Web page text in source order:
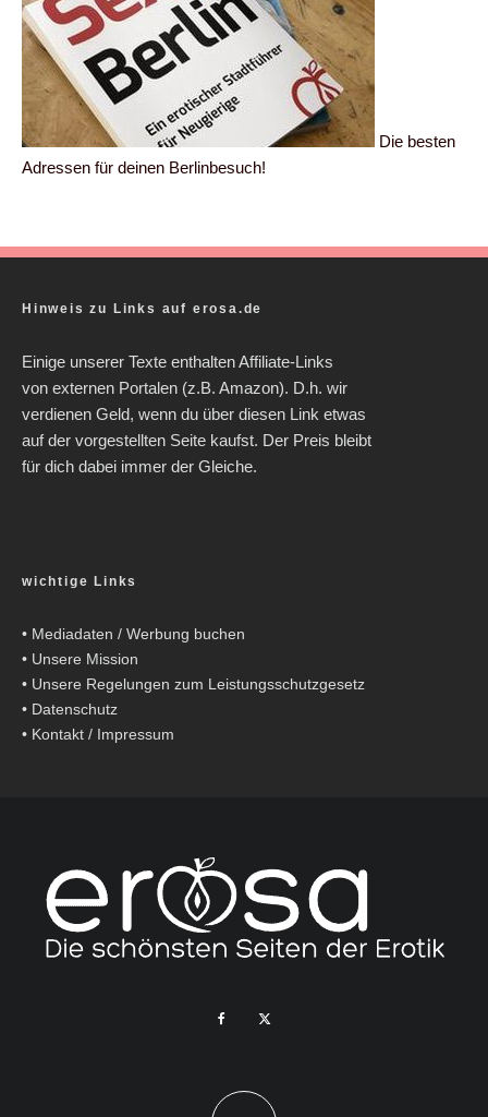
Die besten
Adressen für deinen Berlinbesuch!
Hinweis zu Links auf erosa.de
Einige unserer Texte enthalten Affiliate-Links
von externen Portalen (z.B. Amazon). D.h. wir
verdienen Geld, wenn du über diesen Link etwas
auf der vorgestellten Seite kaufst. Der Preis bleibt
für dich dabei immer der Gleiche.
wichtige Links
• Mediadaten / Werbung buchen
• Unsere Mission
• Unsere Regelungen zum Leistungsschutzgesetz
• Datenschutz
• Kontakt / Impressum